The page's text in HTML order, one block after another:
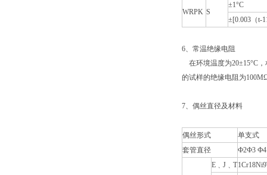
WRPK S
±1°C
±[0.003（t-
6、常温绝缘电阻
在环境温度为20±15°C
的试样的绝缘电阻为
7、偶丝直径及材料
偶丝形式
单支式
套管直径
Ф2Ф3
E﹑J﹑T